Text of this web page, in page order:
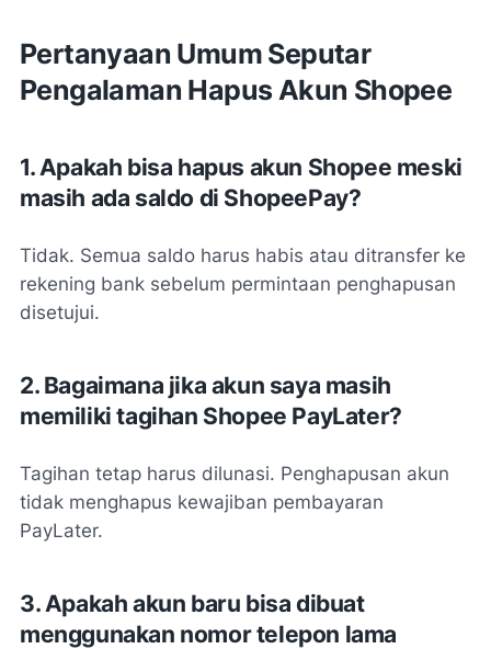
Pertanyaan Umum Seputar
Pengalaman Hapus Akun Shopee
1. Apakah bisa hapus akun Shopee meski
masih ada saldo di ShopeePay?
Tidak. Semua saldo harus habis atau ditransfer ke
rekening bank sebelum permintaan penghapusan
disetujui.
2. Bagaimana jika akun saya masih
memiliki tagihan Shopee PayLater?
Tagihan tetap harus dilunasi. Penghapusan akun
tidak menghapus kewajiban pembayaran
PayLater.
3. Apakah akun baru bisa dibuat
menggunakan nomor telepon lama